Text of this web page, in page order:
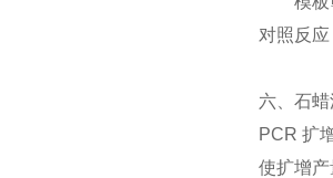
对照反
六、石
PCR 扩
使扩增